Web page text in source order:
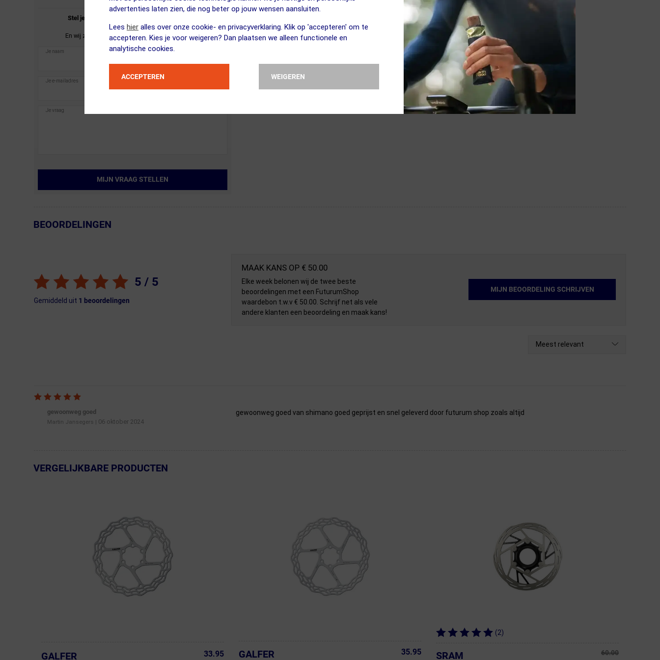
advertenties laten zien, die nog beter op jouw wensen aansluiten.
Lees hier alles over onze cookie- en privacyverklaring. Klik op 'accepteren' om te
accepteren. Kies je voor weigeren? Dan plaatsen we alleen functionele en
analytische cookies.
ACCEPTEREN WEIGEREN
Stel je vraag over de
Remschijf.
En wij zullen je zo spoedig mogelijk antwoorden.
MIJN VRAAG STELLEN
← Terug naar productnavigatie
BEOORDELINGEN
5 / 5
Gemiddeld uit 1 beoordelingen
MAAK KANS OP € 50.00
Elke week belonen wij de twee beste
beoordelingen met een FuturumShop
waardebon t.w.v € 50.00. Schrijf net als vele
andere klanten een beoordeling en maak kans!
MIJN BEOORDELING SCHRIJVEN
Meest relevant
gewoonweg goed
Martin Jansegers | 06 oktober 2024
gewoonweg goed van shimano goed geprijst en snel geleverd door futurum shop zoals altijd
← Terug naar productnavigatie
VERGELIJKBARE PRODUCTEN
GALFER 33.95 GALFER 35.95
(2)
SRAM 60.00